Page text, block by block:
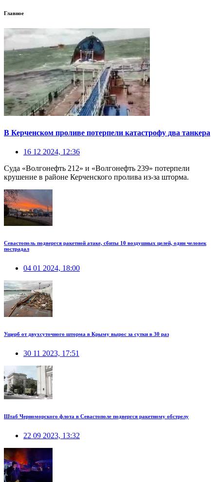
Главное
В Керченском проливе потерпели катастрофу два танкера
16 12 2024, 12:36
Суда «Волгонефть 212» и «Волгонефть 239» потерпели
крушение в районе Керченского пролива из-за шторма.
Севастополь подвергся ракетной атаке, сбиты 10 воздушных целей, один человек
пострадал
04 01 2024, 18:00
Ущерб от двухсуточного шторма в Крыму вырос за сутки в 30 раз
30 11 2023, 17:51
Штаб Черноморского флота в Севастополе подвергся ракетному обстрелу
22 09 2023, 13:32